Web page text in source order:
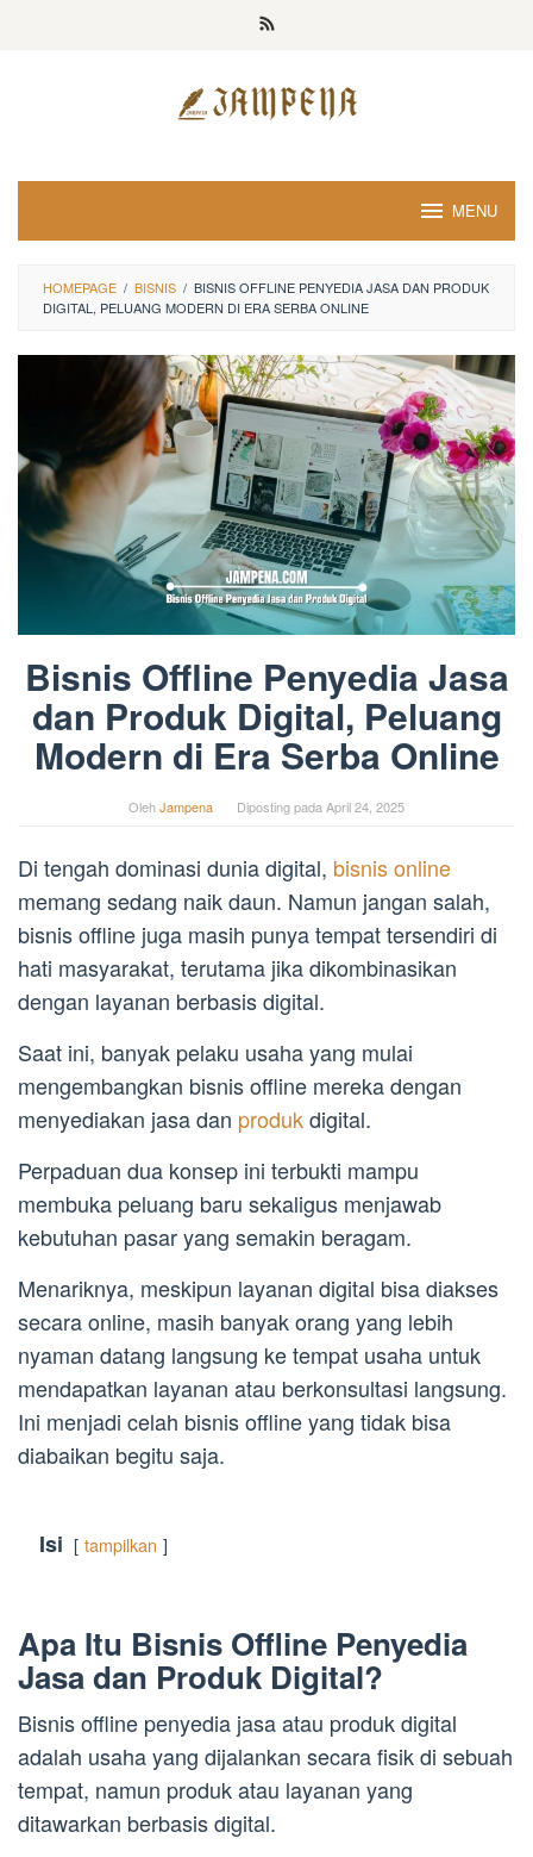
MENU
HOMEPAGE / BISNIS / BISNIS OFFLINE PENYEDIA JASA DAN PRODUK
DIGITAL, PELUANG MODERN DI ERA SERBA ONLINE
Bisnis Offline Penyedia Jasa
dan Produk Digital, Peluang
Modern di Era Serba Online
OlehJampena Diposting pada April 24, 2025
Di tengah dominasi dunia digital, bisnis online
memang sedang naik daun. Namun jangan salah,
bisnis offline juga masih punya tempat tersendiri di
hati masyarakat, terutama jika dikombinasikan
dengan layanan berbasis digital.
Saat ini, banyak pelaku usaha yang mulai
mengembangkan bisnis offline mereka dengan
menyediakan jasa dan produkdigital.
Perpaduan dua konsep ini terbukti mampu
membuka peluang baru sekaligus menjawab
kebutuhan pasar yang semakin beragam.
Menariknya, meskipun layanan digital bisa diakses
secara online, masih banyak orang yang lebih
nyaman datang langsung ke tempat usaha untuk
mendapatkan layanan atau berkonsultasi langsung.
Ini menjadi celah bisnis offline yang tidak bisa
diabaikan begitu saja.
Isi tampilkan
Apa Itu Bisnis Offline Penyedia
Jasa dan Produk Digital?
Bisnis offline penyedia jasa atau produk digital
adalah usaha yang dijalankan secara fisik di sebuah
tempat, namun produk atau layanan yang
ditawarkan berbasis digital.